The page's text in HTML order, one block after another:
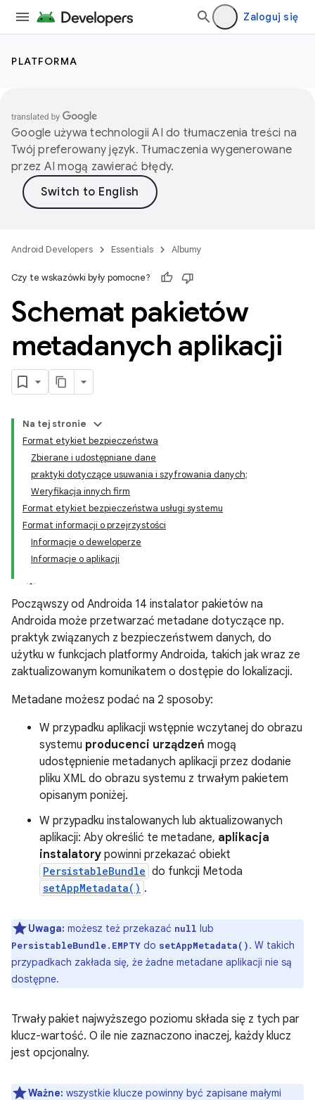
Zaloguj się
PLATFORMA
Google używa technologii AI do tłumaczenia treści na
Twój preferowany język. Tłumaczenia wygenerowane
przez AI mogą zawierać błędy.
Android Developers Essentials Albumy
Czy te wskazówki były pomocne?
Schemat pakietów
metadanych aplikacji
Na tej stronie
Format etykiet bezpieczeństwa
Zbierane i udostępniane dane
praktyki dotyczące usuwania i szyfrowania danych;
Weryfikacja innych firm
Format etykiet bezpieczeństwa usługi systemu
Format informacji o przejrzystości
Informacje o deweloperze
Informacje o aplikacji
Począwszy od Androida 14 instalator pakietów na
Androida może przetwarzać metadane dotyczące np.
praktyk związanych z bezpieczeństwem danych, do
użytku w funkcjach platformy Androida, takich jak wraz ze
zaktualizowanym komunikatem o dostępie do lokalizacji.
Metadane możesz podać na 2 sposoby:
W przypadku aplikacji wstępnie wczytanej do obrazu
systemu producenci urządzeń mogą
udostępnienie metadanych aplikacji przez dodanie
pliku XML do obrazu systemu z trwałym pakietem
opisanym poniżej.
W przypadku instalowanych lub aktualizowanych
aplikacji: Aby określić te metadane, aplikacja
instalatory powinni przekazać obiekt
PersistableBundle do funkcji Metoda
setAppMetadata() .
Uwaga: możesz też przekazać null lub
PersistableBundle.EMPTY do setAppMetadata(). W takich
przypadkach zakłada się, że żadne metadane aplikacji nie są
dostępne.
Trwały pakiet najwyższego poziomu składa się z tych par
klucz-wartość. O ile nie zaznaczono inaczej, każdy klucz
jest opcjonalny.
Ważne: wszystkie klucze powinny być zapisane małymi